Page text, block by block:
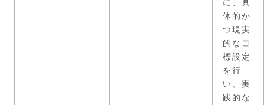
に、具
体的か
つ現実
的な目
標設定
を行
い、実
践的な